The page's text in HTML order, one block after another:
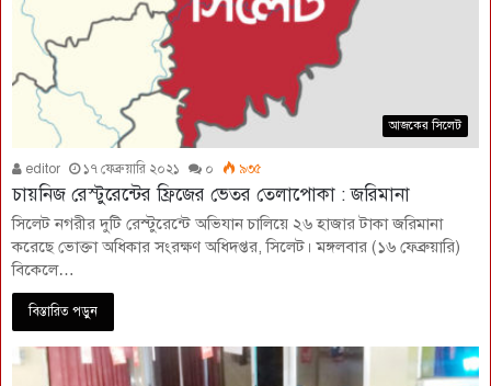
আজকের সিলেট
editor ১৭ ফেব্রুয়ারি ২০২১ ০ ৯৩৫
চায়নিজ রেস্টুরেন্টের ফ্রিজের ভেতর তেলাপোকা : জরিমানা
সিলেট নগরীর দুটি রেস্টুরেন্টে অভিযান চালিয়ে ২৬ হাজার টাকা জরিমানা
করেছে ভোক্তা অধিকার সংরক্ষণ অধিদপ্তর, সিলেট। মঙ্গলবার (১৬ ফেব্রুয়ারি)
বিকেলে…
বিস্তারিত পড়ুন